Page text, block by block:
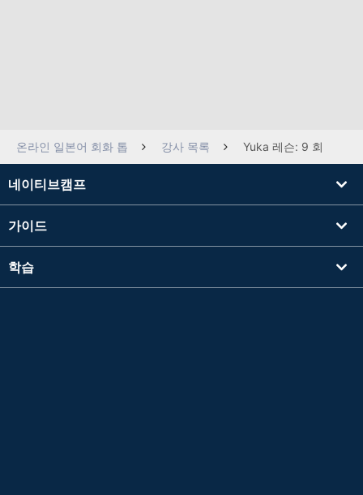
온라인 일본어 회화 톱 강사 목록 Yuka 레슨: 9 회
네이티브캠프
가이드
학습